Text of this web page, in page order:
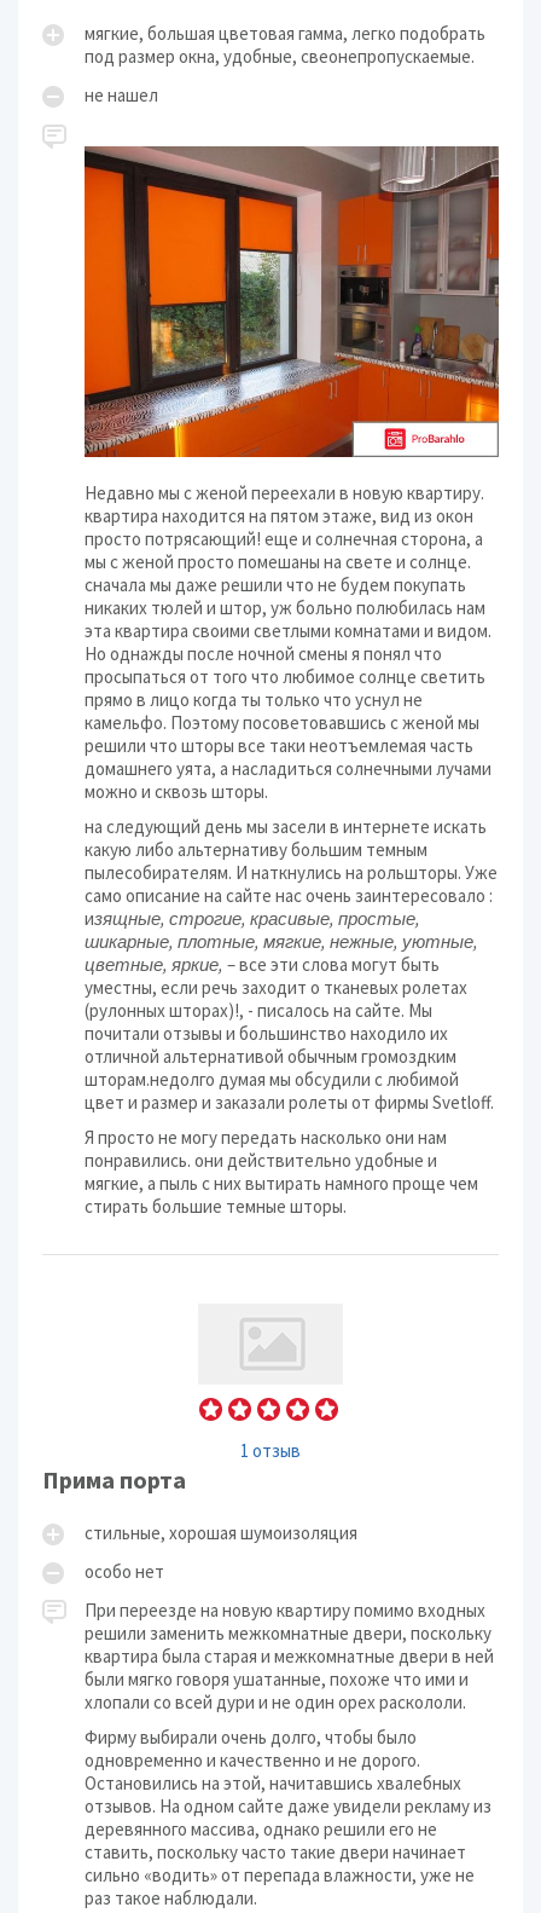
мягкие, большая цветовая гамма, легко подобрать
под размер окна, удобные, свеонепропускаемые.
не нашел
Недавно мы с женой переехали в новую квартиру.
квартира находится на пятом этаже, вид из окон
просто потрясающий! еще и солнечная сторона, а
мы с женой просто помешаны на свете и солнце.
сначала мы даже решили что не будем покупать
никаких тюлей и штор, уж больно полюбилась нам
эта квартира своими светлыми комнатами и видом.
Но однажды после ночной смены я понял что
просыпаться от того что любимое солнце светить
прямо в лицо когда ты только что уснул не
камельфо. Поэтому посоветовавшись с женой мы
решили что шторы все таки неотъемлемая часть
домашнего уята, а насладиться солнечными лучами
можно и сквозь шторы.
на следующий день мы засели в интернете искать
какую либо альтернативу большим темным
пылесобирателям. И наткнулись на рольшторы. Уже
само описание на сайте нас очень заинтересовало :
изящные, строгие, красивые, простые,
шикарные, плотные, мягкие, нежные, уютные,
цветные, яркие, – все эти слова могут быть
уместны, если речь заходит о тканевых ролетах
(рулонных шторах)!, - писалось на сайте. Мы
почитали отзывы и большинство находило их
отличной альтернативой обычным громоздким
шторам.недолго думая мы обсудили с любимой
цвет и размер и заказали ролеты от фирмы Svetloff.
Я просто не могу передать насколько они нам
понравились. они действительно удобные и
мягкие, а пыль с них вытирать намного проще чем
стирать большие темные шторы.
1 отзыв
Прима порта
стильные, хорошая шумоизоляция
особо нет
При переезде на новую квартиру помимо входных
решили заменить межкомнатные двери, поскольку
квартира была старая и межкомнатные двери в ней
были мягко говоря ушатанные, похоже что ими и
хлопали со всей дури и не один орех раскололи.
Фирму выбирали очень долго, чтобы было
одновременно и качественно и не дорого.
Остановились на этой, начитавшись хвалебных
отзывов. На одном сайте даже увидели рекламу из
деревянного массива, однако решили его не
ставить, поскольку часто такие двери начинает
сильно «водить» от перепада влажности, уже не
раз такое наблюдали.